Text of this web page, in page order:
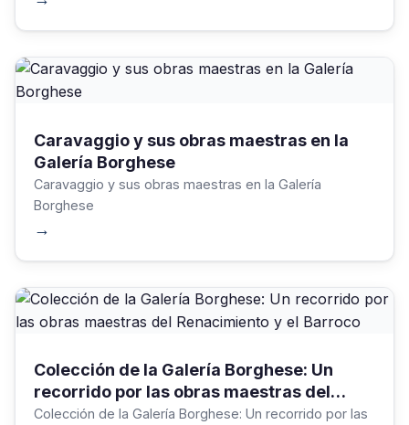
Caravaggio y sus obras maestras en la
Galería Borghese
Caravaggio y sus obras maestras en la Galería
Borghese
→
Colección de la Galería Borghese: Un
recorrido por las obras maestras del
Renacimiento y el Barroco
Colección de la Galería Borghese: Un recorrido por las